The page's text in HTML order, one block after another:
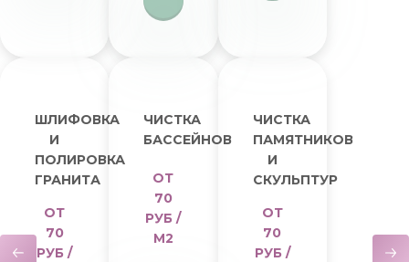
ШЛИФОВКА
И
ПОЛИРОВКА
ГРАНИТА
ОТ
70
РУБ /
ЧИСТКА
БАССЕЙНОВ
ОТ
70
РУБ /
М2
ЧИСТКА
ПАМЯТНИКОВ
И
СКУЛЬПТУР
ОТ
70
РУБ /